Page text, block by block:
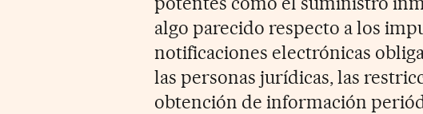
algo parecido respecto a los
notificaciones electrónicas
las personas jurídicas, las
obtención de información